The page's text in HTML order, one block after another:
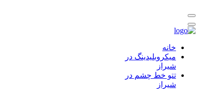
خانه
میکروبلیدینگ در
شیراز
تتو خط چشم در
شیراز